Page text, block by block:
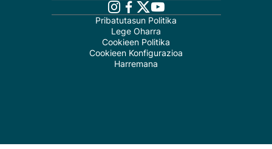
Pribatutasun Politika
Lege Oharra
Cookieen Politika
Cookieen Konfigurazioa
Harremana